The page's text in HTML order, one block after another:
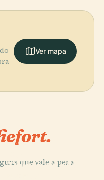
Ver mapa
que vale a pena
PLACE
Transportadora